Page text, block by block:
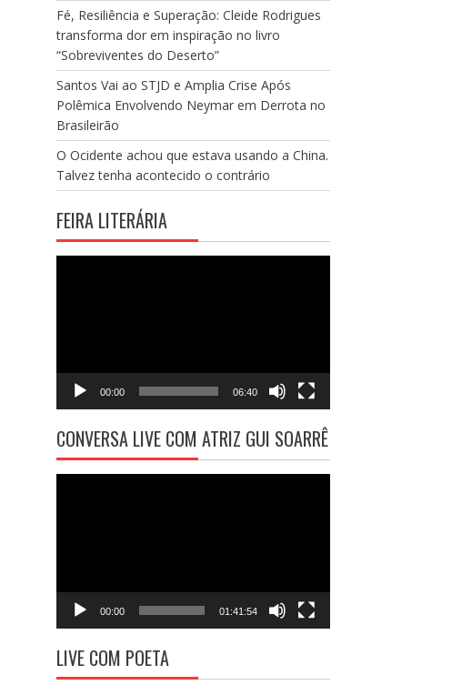
Fé, Resiliência e Superação: Cleide Rodrigues
transforma dor em inspiração no livro
“Sobreviventes do Deserto”
Santos Vai ao STJD e Amplia Crise Após
Polêmica Envolvendo Neymar em Derrota no
Brasileirão
O Ocidente achou que estava usando a China.
Talvez tenha acontecido o contrário
FEIRA LITERÁRIA
00:00 06:40
CONVERSA LIVE COM ATRIZ GUI SOARRÊ
00:00 01:41:54
LIVE COM POETA